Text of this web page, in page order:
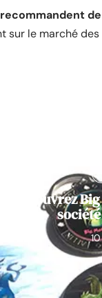
sur le marché
Découvrez
société